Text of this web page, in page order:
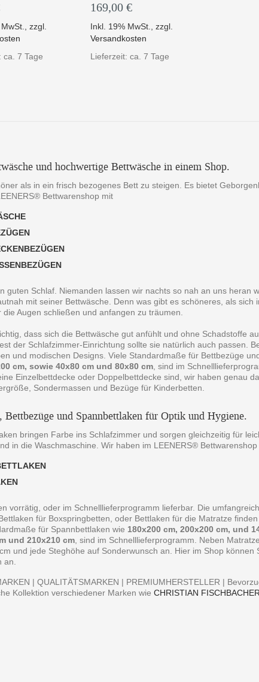
,zzgl.
ca. 7 Tage
169,00 €
Inkl. 19% MwSt., zzgl.
Versandkosten
Lieferzeit: ca. 7 Tage
und hochwertige Bettwäsche in einem Shop.
als in ein frisch bezogenes Bett zu steigen. Es bietet
Bettwarenshop mit
guten Schlaf. Niemanden lassen wir nachts so nah an uns heran
mit seiner Bettwäsche. Denn was gibt es schöneres, als
die Augen schließen und anfangen zu träumen.
dass sich die Bettwäsche gut anfühlt und ohne Schadstoffe
der Schlafzimmer-Einrichtung sollte sie natürlich auch passen.
und modischen Designs. Viele Standardmaße für Bettbezüge
cm, sowie 40x80 cm und 80x80 cm, sind im
Einzelbettdecke oder Doppelbettdecke sind, wir haben genau
Sondermassen und Bezüge für Kinderbetten.
Bettbezüge und Spannbettlaken für Optik und Hygiene.
bringen Farbe ins Schlafzimmer und sorgen gleichzeitig für
in die Waschmaschine. Wir haben im LEENERS® Bettwarenshop
vorrätig, oder im Schnelllieferprogramm lieferbar. Die
für Boxspringbetten, oder Bettlaken für die Matratze
für Spannbettlaken wie 180x200 cm, 200x200 cm, und
und 210x210 cm, sind im Schnelllieferprogramm. Neben
und jede Steghöhe auf Sonderwunsch an. Hier im Shop
an.
| QUALITÄTSMARKEN | PREMIUMHERSTELLER |
Kollektion verschiedener Marken wieCHRISTIAN